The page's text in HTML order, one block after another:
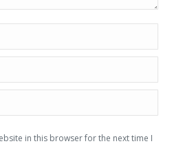
in this browser for the next time I